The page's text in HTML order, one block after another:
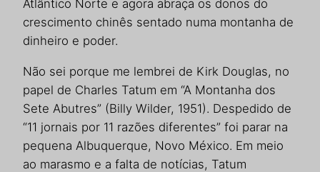
Atlântico Norte e agora abraça os donos do
crescimento chinês sentado numa montanha de
dinheiro e poder.
Não sei porque me lembrei de Kirk Douglas, no
papel de Charles Tatum em “A Montanha dos
Sete Abutres” (Billy Wilder, 1951). Despedido de
“11 jornais por 11 razões diferentes” foi parar na
pequena Albuquerque, Novo México. Em meio
ao marasmo e a falta de notícias, Tatum